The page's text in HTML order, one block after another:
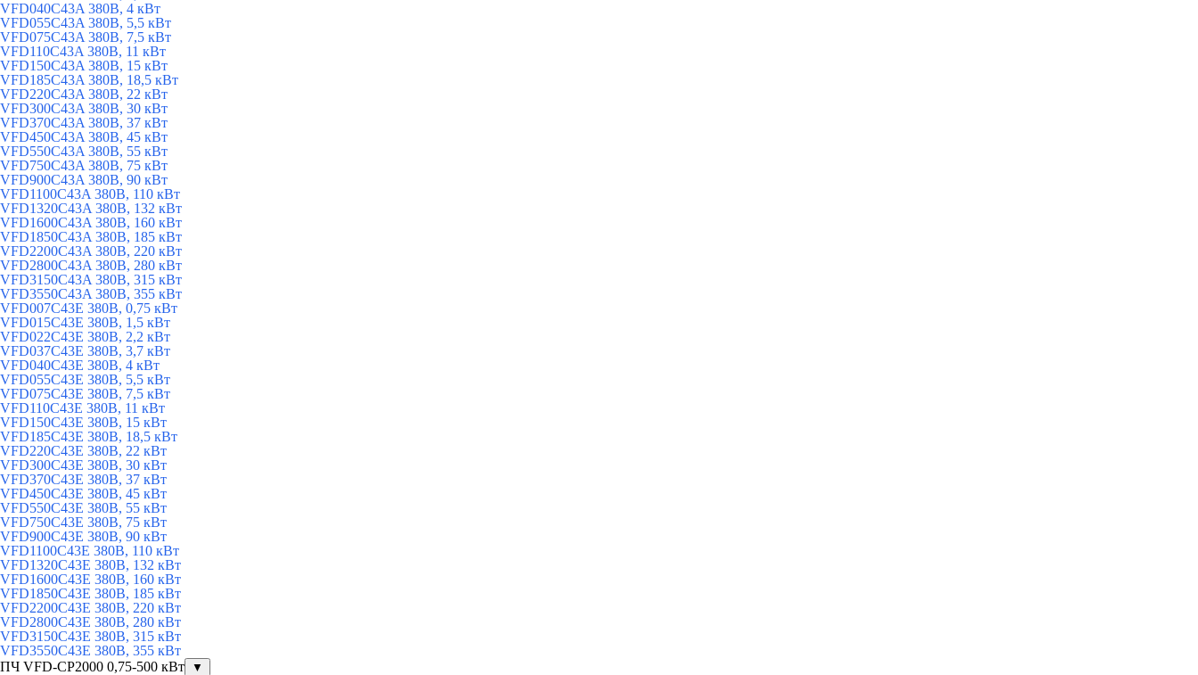
VFD040C43A 380В, 4 кВт
VFD055C43A 380В, 5,5 кВт
VFD075C43A 380В, 7,5 кВт
VFD110C43A 380В, 11 кВт
VFD150C43A 380В, 15 кВт
VFD185C43A 380В, 18,5 кВт
VFD220C43A 380В, 22 кВт
VFD300C43A 380В, 30 кВт
VFD370C43A 380В, 37 кВт
VFD450C43A 380В, 45 кВт
VFD550C43A 380В, 55 кВт
VFD750C43A 380В, 75 кВт
VFD900C43A 380В, 90 кВт
VFD1100C43A 380В, 110 кВт
VFD1320C43A 380В, 132 кВт
VFD1600C43A 380В, 160 кВт
VFD1850C43A 380В, 185 кВт
VFD2200C43A 380В, 220 кВт
VFD2800C43A 380В, 280 кВт
VFD3150C43A 380В, 315 кВт
VFD3550C43A 380В, 355 кВт
VFD007C43E 380В, 0,75 кВт
VFD015C43E 380В, 1,5 кВт
VFD022C43E 380В, 2,2 кВт
VFD037C43E 380В, 3,7 кВт
VFD040C43E 380В, 4 кВт
VFD055C43E 380В, 5,5 кВт
VFD075C43E 380В, 7,5 кВт
VFD110C43E 380В, 11 кВт
VFD150C43E 380В, 15 кВт
VFD185C43E 380В, 18,5 кВт
VFD220C43E 380В, 22 кВт
VFD300C43E 380В, 30 кВт
VFD370C43E 380В, 37 кВт
VFD450C43E 380В, 45 кВт
VFD550C43E 380В, 55 кВт
VFD750C43E 380В, 75 кВт
VFD900C43E 380В, 90 кВт
VFD1100C43E 380В, 110 кВт
VFD1320C43E 380В, 132 кВт
VFD1600C43E 380В, 160 кВт
VFD1850C43E 380В, 185 кВт
VFD2200C43E 380В, 220 кВт
VFD2800C43E 380В, 280 кВт
VFD3150C43E 380В, 315 кВт
VFD3550C43E 380В, 355 кВт
ПЧ VFD-CP2000 0,75-500 кВт
▼